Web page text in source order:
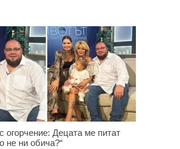
огорчение: Децата ме питат
не ни обича?“